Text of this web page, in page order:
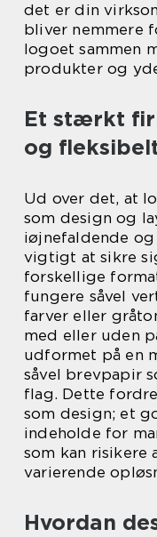
det er din
bliver nemmere
logoet sammen
produkter og
Et stærkt
og
Ud over det, at
som design og
iøjnefaldende
vigtigt at sikre
forskellige
fungere såvel
farver eller
med eller uden
udformet på en
såvel brevpapir
flag. Dette
som design; et
indeholde for
som kan risikere
varierende
Hvordan